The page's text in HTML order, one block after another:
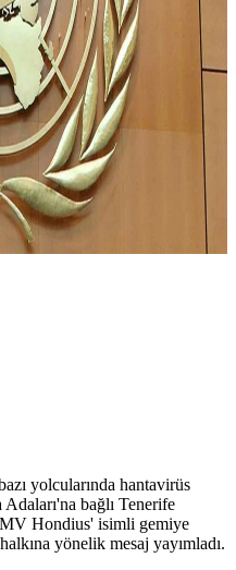
yolcularında hantavirüs
bağlı Tenerife
Hondius' isimli gemiye
yönelik mesaj yayımladı.